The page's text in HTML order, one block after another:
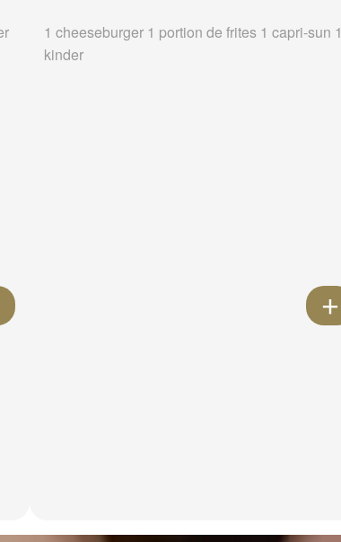
1 cheeseburger 1 portion de frites 1 capri-sun 1
kinder